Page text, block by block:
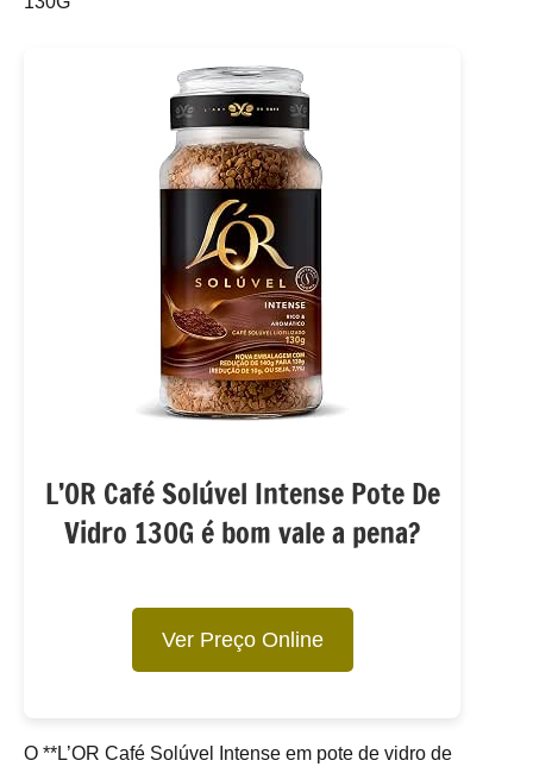
L’OR Café Solúvel Intense Pote De
Vidro 130G é bom vale a pena?
Ver Preço Online
O **L’OR Café Solúvel Intense em pote de vidro de